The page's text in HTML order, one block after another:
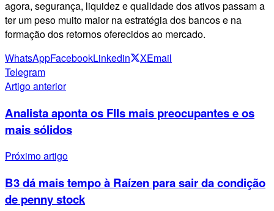
agora, segurança, liquidez e qualidade dos ativos passam a
ter um peso muito maior na estratégia dos bancos e na
formação dos retornos oferecidos ao mercado.
WhatsAppFacebookLinkedin XEmail
Telegram
Artigo anterior
Analista aponta os FIIs mais preocupantes e os
mais sólidos
Próximo artigo
B3 dá mais tempo à Raízen para sair da condição
de penny stock